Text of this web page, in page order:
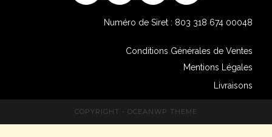
Numéro de Siret : 803 318 674 00048
Conditions Générales de Ventes
Mentions Légales
Livraisons
COPYRIGHT - OCEANWP THEME